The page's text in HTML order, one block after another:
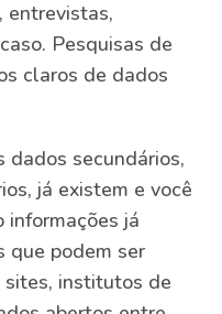
entrevistas,
Pesquisas de
claros de dados
dados secundários,
já existem e você
já
que podem ser
institutos de